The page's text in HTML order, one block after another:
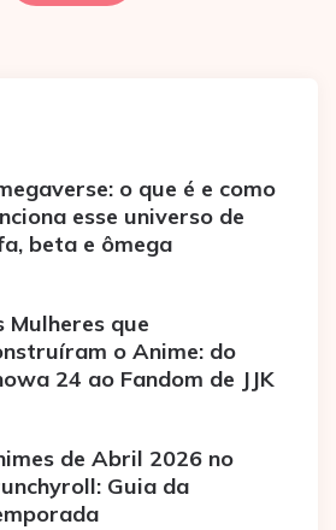
o que é e como
esse universo de
beta e ômega
Mulheres que
o Anime: do
24 ao Fandom de JJK
de Abril 2026 no
Guia da